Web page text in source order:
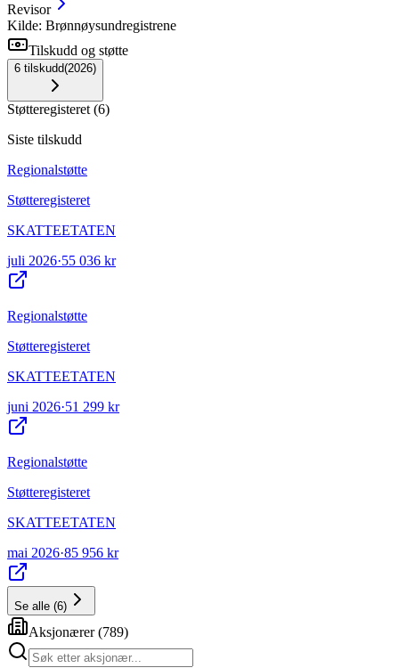
Revisor
Kilde: Brønnøysundregistrene
Tilskudd og støtte
6 tilskudd(2026)
Støtteregisteret (6)
Siste tilskudd
Regionalstøtte
Støtteregisteret
SKATTEETATEN
juli 2026·55 036 kr
Regionalstøtte
Støtteregisteret
SKATTEETATEN
juni 2026·51 299 kr
Regionalstøtte
Støtteregisteret
SKATTEETATEN
mai 2026·85 956 kr
Se alle (6)
Aksjonærer(789)